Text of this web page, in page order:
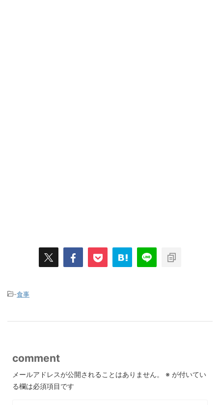
-食事
comment
メールアドレスが公開されることはありません。 ※ が付いてい
る欄は必須項目です